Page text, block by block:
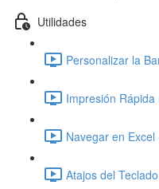
Utilidades
Personalizar la
Impresión Rápida
Navegar en
Atajos del